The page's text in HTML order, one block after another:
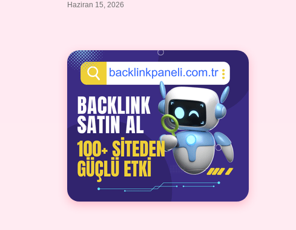
Haziran 15, 2026